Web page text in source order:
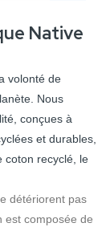
Native
volonté de
Nous
conçues à
et durables,
coton recyclé, le
détériorent pas
est composée de